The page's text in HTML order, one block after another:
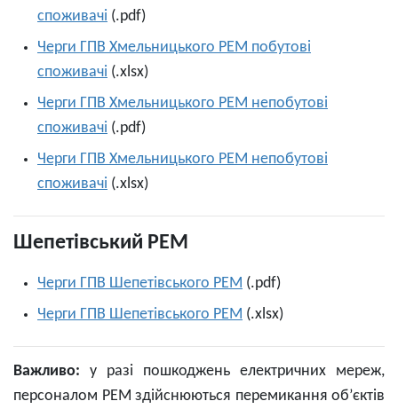
споживачі (.pdf)
Черги ГПВ Хмельницького РЕМ побутові
споживачі (.xlsx)
Черги ГПВ Хмельницького РЕМ непобутові
споживачі (.pdf)
Черги ГПВ Хмельницького РЕМ непобутові
споживачі (.xlsx)
Шепетівський РЕМ
Черги ГПВ Шепетівського РЕМ (.pdf)
Черги ГПВ Шепетівського РЕМ (.xlsx)
Важливо: у разі пошкоджень електричних мереж,
персоналом РЕМ здійснюються перемикання об’єктів